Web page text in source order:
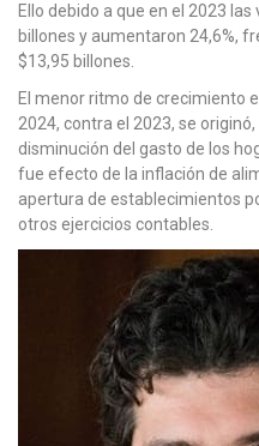
Ello debido a que en el 2023
billones y aumentaron 24,6%,
$13,95 billones.
El menor ritmo de crecimiento
2024, contra el 2023, se
disminución del gasto de los
fue efecto de la inflación de
apertura de establecimientos
otros ejercicios contables.